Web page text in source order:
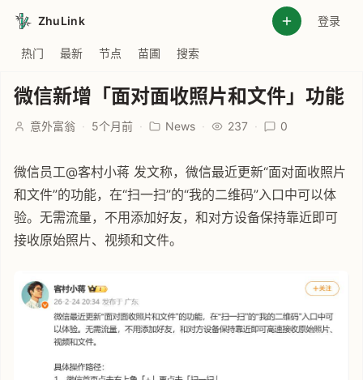
ZhuLink 登录
热门 最新 节点 苗圃 搜索
微信新增「面对面收照片和文件」功能
意外富翁 · 5个月前 · News · 237 · 0
微信员工@客村小蒋 发文称，微信最近更新“面对面收照片
和文件”的功能，在“扫一扫”的“我的二维码”入口中可以体
验。无需流量，不用添加好友，和对方设备保持靠近即可
接收原始照片、视频和文件。